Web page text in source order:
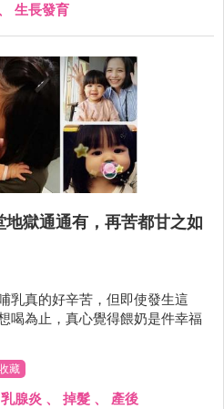
生長發育
獄通通有，再苦都甘之如
乳真的好辛苦，但即使發生這
喝為止，真心覺得餵奶是件幸福
藏
乳腺炎 、 掉髮 、 產後